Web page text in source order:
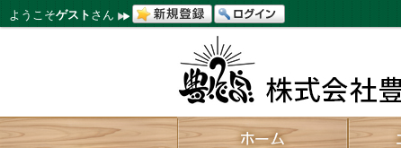
ようこそゲスト さん